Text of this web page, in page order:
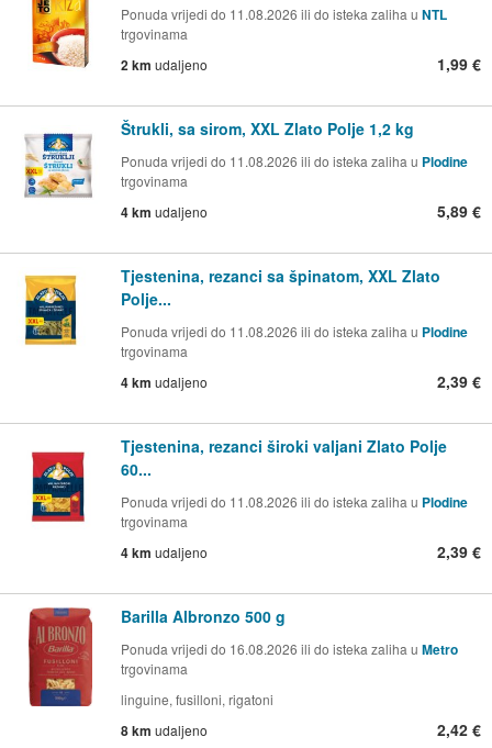
Ponuda vrijedi do 11.08.2026 ili do isteka zaliha u NTL
trgovinama
2 km udaljeno 1,99 €
Štrukli, sa sirom, XXL Zlato Polje 1,2 kg
Ponuda vrijedi do 11.08.2026 ili do isteka zaliha u Plodine
trgovinama
4 km udaljeno 5,89 €
Tjestenina, rezanci sa špinatom, XXL Zlato
Polje...
Ponuda vrijedi do 11.08.2026 ili do isteka zaliha u Plodine
trgovinama
4 km udaljeno 2,39 €
Tjestenina, rezanci široki valjani Zlato Polje
60...
Ponuda vrijedi do 11.08.2026 ili do isteka zaliha u Plodine
trgovinama
4 km udaljeno 2,39 €
Barilla Albronzo 500 g
Ponuda vrijedi do 16.08.2026 ili do isteka zaliha u Metro
trgovinama
linguine, fusilloni, rigatoni
8 km udaljeno 2,42 €